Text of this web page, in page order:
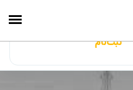
ثبت‌نام